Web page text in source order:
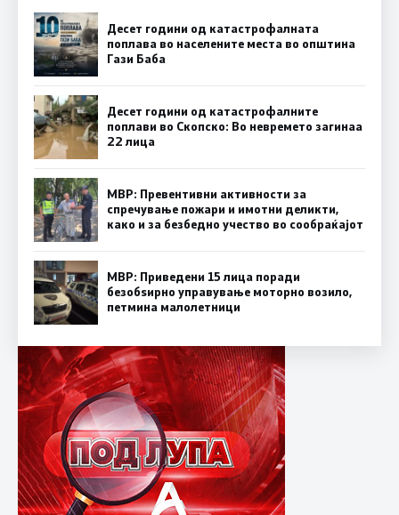
Десет години од катастрофалната
поплава во населените места во општина
Гази Баба
Десет години од катастрофалните
поплави во Скопско: Во невремето загинаа
22 лица
МВР: Превентивни активности за
спречување пожари и имотни деликти,
како и за безбедно учество во сообраќајот
МВР: Приведени 15 лица поради
безобѕирно управување моторно возило,
петмина малолетници